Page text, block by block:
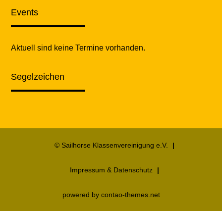
Events
Aktuell sind keine Termine vorhanden.
Segelzeichen
© Sailhorse Klassenvereinigung e.V.
Impressum & Datenschutz
powered by contao-themes.net